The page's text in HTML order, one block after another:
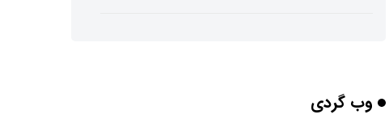
هوش مصنوعی جدید، انسان از آب درآمد!
وب گردی